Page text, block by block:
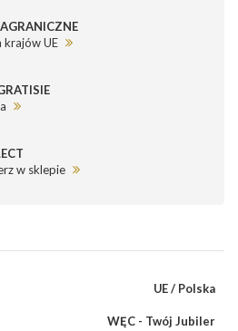
krajów UE
w sklepie
UE / Polska
WĘC - Twój Jubiler